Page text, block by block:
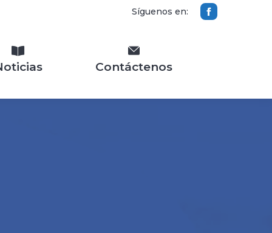
Síguenos en:
Contáctenos